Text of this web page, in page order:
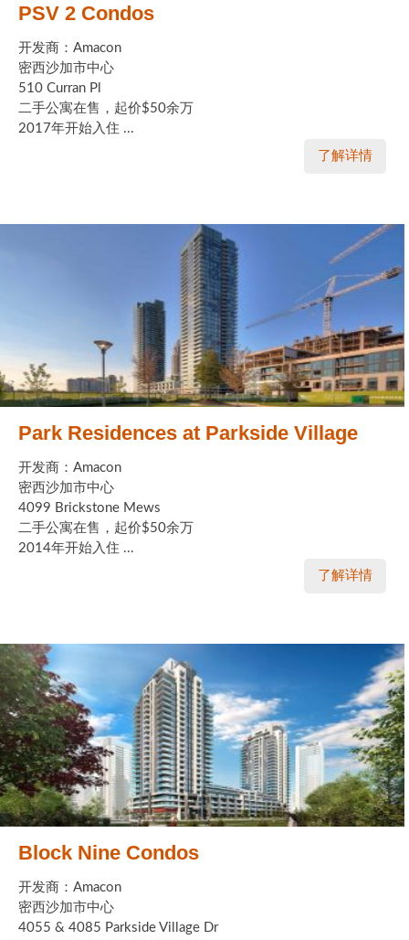
PSV 2 Condos
开发商：Amacon
密西沙加市中心
510 Curran Pl
二手公寓在售，起价$50余万
2017年开始入住 ...
了解详情
Park Residences at Parkside Village
开发商：Amacon
密西沙加市中心
4099 Brickstone Mews
二手公寓在售，起价$50余万
2014年开始入住 ...
了解详情
Block Nine Condos
开发商：Amacon
密西沙加市中心
4055 & 4085 Parkside Village Dr